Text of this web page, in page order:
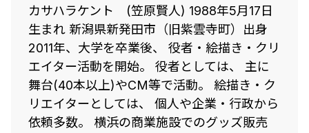
カサハラケント (笠原賢人) 1988年5月17日
生まれ 新潟県新発田市（旧紫雲寺町）出身
2011年、大学を卒業後、 役者・絵描き・クリ
エイター活動を開始。 役者としては、 主に
舞台(40本以上)やCM等で活動。 絵描き・ク
リエイターとしては、 個人や企業・行政から
依頼多数。 横浜の商業施設でのグッズ販売